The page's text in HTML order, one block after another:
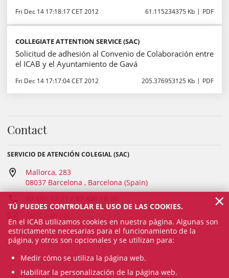
Fri Dec 14 17:18:17 CET 2012 61.115234375 Kb PDF
COLLEGIATE ATTENTION SERVICE (SAC)
Solicitud de adhesión al Convenio de Colaboración entre
el ICAB y el Ayuntamiento de Gavá
Fri Dec 14 17:17:04 CET 2012 205.376953125 Kb PDF
Contact
SERVICIO DE ATENCIÓN COLEGIAL (SAC)
Mallorca, 283
08037 Barcelona , Barcelona (Spain)
TÚ PUEDES CONTROLAR EL USO DE LAS COOKIES.
En el ICAB utilizamos cookies en nuestra página. Algunas son
estrictamente necesarias para el funcionamiento de la
página, y otros son opcionales y se utilizan para:
Medir cómo se utiliza la página web.
Habilitar la personalización de la página web.
×